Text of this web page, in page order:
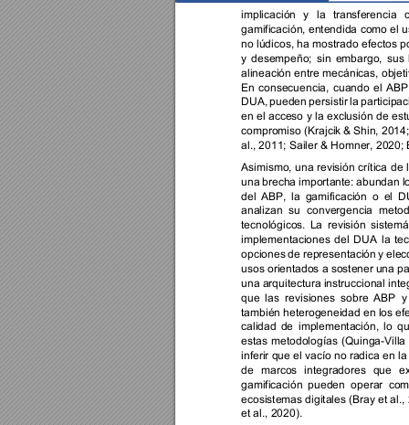
implicación y la transferencia
gamificación, entendida como el
no lúdicos, ha mostrado efectos
y desempeño; sin embargo, sus
alineación entre mecánicas,
En consecuencia, cuando el
DUA, pueden persistir la
en el acceso y la exclusión de
compromiso (Krajcik & Shin,
al., 2011; Sailer & Homner,
Asimismo, una revisión crítica de
una brecha importante: abundan
del
ABP, la gamificación o el
analizan
su convergencia
tecnológicos.
La revisión
implementaciones del DUA la
opciones de representación y
usos orientados a sostener una
una arquitectura instruccional
que
las revisiones sobre ABP
y
también heterogeneidad en los
calidad
de implementación, lo
estas metodologías (Quinga-Villa
inferir que el vacío no radica en
de
marcos integradores que
gamificación pueden operar
ecosistemas digitales (Bray et al.,
et al., 2020).